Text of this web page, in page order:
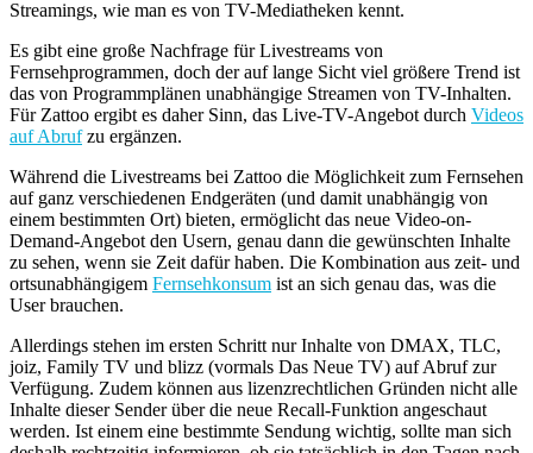
Streamings, wie man es von TV-Mediatheken kennt.
Es gibt eine große Nachfrage für Livestreams von
Fernsehprogrammen, doch der auf lange Sicht viel größere Trend ist
das von Programmplänen unabhängige Streamen von TV-Inhalten.
Für Zattoo ergibt es daher Sinn, das Live-TV-Angebot durch Videos
auf Abrufzu ergänzen.
Während die Livestreams bei Zattoo die Möglichkeit zum Fernsehen
auf ganz verschiedenen Endgeräten (und damit unabhängig von
einem bestimmten Ort) bieten, ermöglicht das neue Video-on-
Demand-Angebot den Usern, genau dann die gewünschten Inhalte
zu sehen, wenn sie Zeit dafür haben. Die Kombination aus zeit- und
ortsunabhängigem Fernsehkonsum ist an sich genau das, was die
User brauchen.
Allerdings stehen im ersten Schritt nur Inhalte von DMAX, TLC,
joiz, Family TV und blizz (vormals Das Neue TV) auf Abruf zur
Verfügung. Zudem können aus lizenzrechtlichen Gründen nicht alle
Inhalte dieser Sender über die neue Recall-Funktion angeschaut
werden. Ist einem eine bestimmte Sendung wichtig, sollte man sich